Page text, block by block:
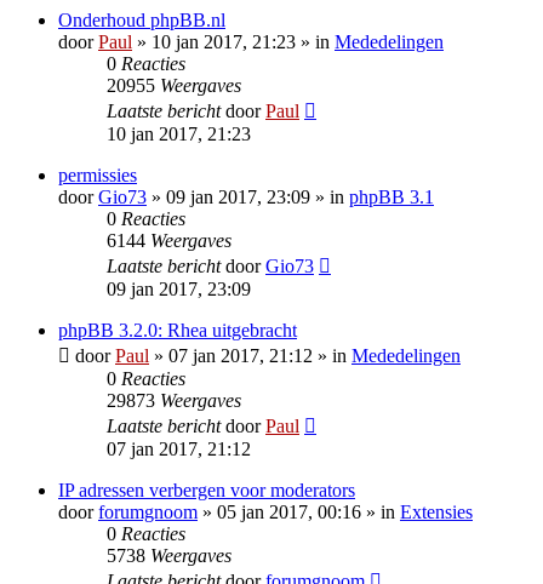
Onderhoud phpBB.nl
doorPaul » 10 jan 2017, 21:23 » in Mededelingen
0 Reacties
20955 Weergaves
Laatste berichtdoorPaul
10 jan 2017, 21:23
permissies
doorGio73 » 09 jan 2017, 23:09 » in phpBB 3.1
0 Reacties
6144 Weergaves
Laatste berichtdoorGio73
09 jan 2017, 23:09
phpBB 3.2.0: Rhea uitgebracht
doorPaul » 07 jan 2017, 21:12 » in Mededelingen
0 Reacties
29873 Weergaves
Laatste berichtdoorPaul
07 jan 2017, 21:12
IP adressen verbergen voor moderators
doorforumgnoom » 05 jan 2017, 00:16 » in Extensies
0 Reacties
5738 Weergaves